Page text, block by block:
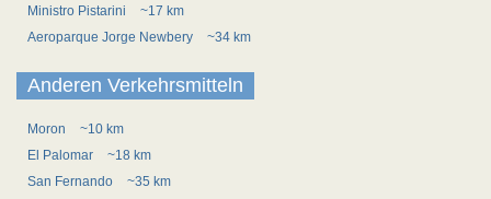
Ministro Pistarini
~17 km
Aeroparque Jorge Newbery
~34 km
Anderen Verkehrsmitteln
Moron
~10 km
El Palomar
~18 km
San Fernando
~35 km